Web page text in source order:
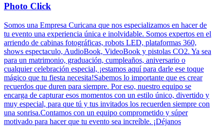
Photo Click
Somos una Empresa Curicana que nos especializamos en hacer de
tu evento una experiencia única e inolvidable. Somos expertos en el
arriendo de cabinas fotográficas, robots LED, plataformas 360,
shows espectaculo, AudioBook, VideoBook y pistolas CO2. Ya sea
para un matrimonio, graduación, cumpleaños, aniversario o
cualquier celebración especial, ¡estamos aquí para darle ese toque
mágico que tu fiesta necesita!Sabemos lo importante que es crear
recuerdos que duren para siempre. Por eso, nuestro equipo se
encarga de capturar esos momentos con un estilo único, divertido y
muy especial, para que tú y tus invitados los recuerden siempre con
una sonrisa.Contamos con un equipo comprometido y súper
motivado para hacer que tu evento sea increíble. ¡Déjanos